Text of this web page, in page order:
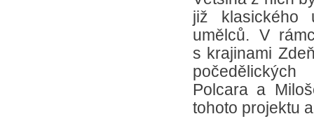
již klasického
umělců. V
s krajinami
Polcara a
tohoto projektu